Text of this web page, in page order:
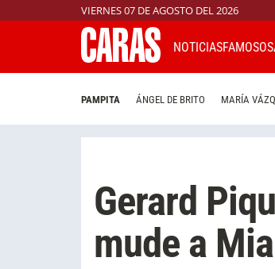
VIERNES 07 DE AGOSTO DEL 2026
NOTICIASFAMOSOS
PAMPITA ÁNGEL DE BRITO MARÍA
Gerard
mude a